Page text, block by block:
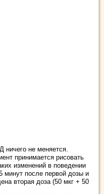
ничего не меняется.
принимается рисовать
изменений в поведении
минут после первой дозы и
вторая доза (50 мкг + 50